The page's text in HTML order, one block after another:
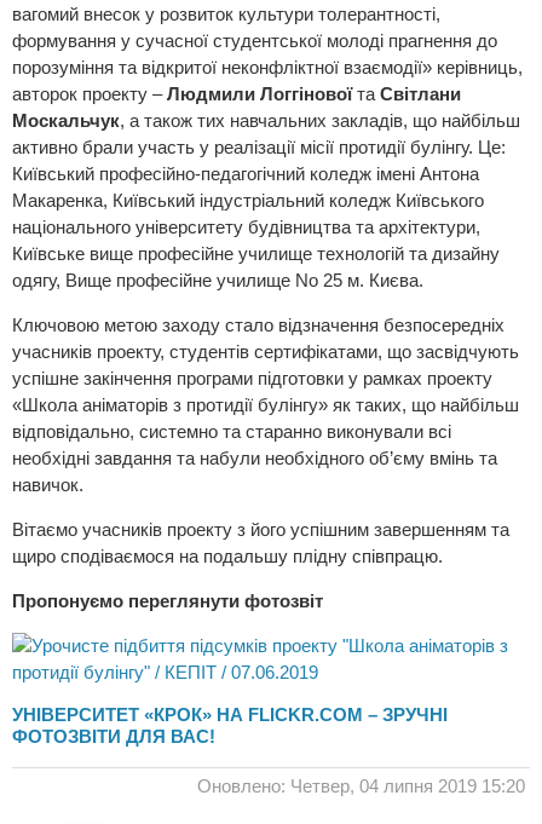
вагомий внесок у розвиток культури толерантності,
формування у сучасної студентської молоді прагнення до
порозуміння та відкритої неконфліктної взаємодії» керівниць,
авторок проекту –Людмили Логгіновоїта Світлани
Москальчук, а також тих навчальних закладів, що найбільш
активно брали участь у реалізації місії протидії булінгу. Це:
Київський професійно-педагогічний коледж імені Антона
Макаренка, Київський індустріальний коледж Київського
національного університету будівництва та архітектури,
Київське вище професійне училище технологій та дизайну
одягу, Вище професійне училище No 25 м. Києва.
Ключовою метою заходу стало відзначення безпосередніх
учасників проекту, студентів сертифікатами, що засвідчують
успішне закінчення програми підготовки у рамках проекту
«Школа аніматорів з протидії булінгу» як таких, що найбільш
відповідально, системно та старанно виконували всі
необхідні завдання та набули необхідного об’єму вмінь та
навичок.
Вітаємо учасників проекту з його успішним завершенням та
щиро сподіваємося на подальшу плідну співпрацю.
Пропонуємо переглянути фотозвіт
УНІВЕРСИТЕТ «КРОК» НА FLICKR.COM – ЗРУЧНІ
ФОТОЗВІТИ ДЛЯ ВАС!
Оновлено: Четвер, 04 липня 2019 15:20